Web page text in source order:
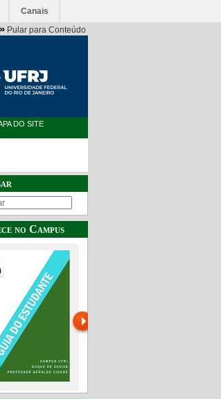
Canais
Pular para Conteúdo
DO SITE
no Campus